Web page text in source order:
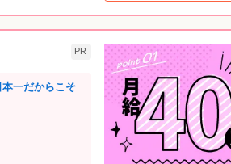
カウンセラーが
と感じています
PR
本一だからこそ